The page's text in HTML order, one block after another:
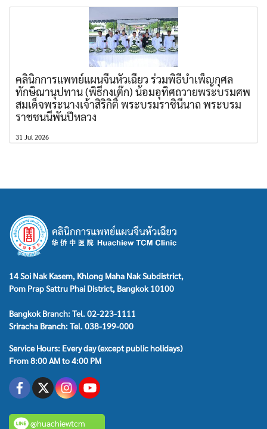
คลินิกการแพทย์แผนจีนหัวเฉียว ร่วมพิธีบำเพ็ญกุศล
ทักษิณานุปทาน (พิธีกงเต๊ก) น้อมอุทิศถวายพระบรมศพ
สมเด็จพระนางเจ้าสิริกิติ์ พระบรมราชินีนาถ พระบรม
ราชชนนีพันปีหลวง
31 Jul 2026
14 Soi Nak Kasem, Khlong Maha Nak Subdistrict,
Pom Prap Sattru Phai District, Bangkok 10100
Bangkok Branch: Tel. 02-223-1111
Sriracha Branch: Tel. 038-199-000
Service Hours: Every day (except public holidays)
From 8:00 AM to 4:00 PM
@huachiewtcm